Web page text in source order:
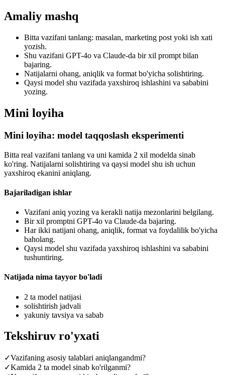
Amaliy mashq
Bitta vazifani tanlang: masalan, marketing post yoki ish xati
yozish.
Shu vazifani GPT-4o va Claude-da bir xil prompt bilan
bajaring.
Natijalarni ohang, aniqlik va format bo'yicha solishtiring.
Qaysi model shu vazifada yaxshiroq ishlashini va sababini
yozing.
Mini loyiha
Mini loyiha: model taqqoslash eksperimenti
Bitta real vazifani tanlang va uni kamida 2 xil modelda sinab
ko'ring. Natijalarni solishtiring va qaysi model shu ish uchun
yaxshiroq ekanini aniqlang.
Bajariladigan ishlar
Vazifani aniq yozing va kerakli natija mezonlarini belgilang.
Bir xil promptni GPT-4o va Claude-da bajaring.
Har ikki natijani ohang, aniqlik, format va foydalilik bo'yicha
baholang.
Qaysi model shu vazifada yaxshiroq ishlashini va sababini
tushuntiring.
Natijada nima tayyor bo'ladi
2 ta model natijasi
solishtirish jadvali
yakuniy tavsiya va sabab
Tekshiruv ro'yxati
✓Vazifaning asosiy talablari aniqlangandmi?
✓Kamida 2 ta model sinab ko'rilganmi?